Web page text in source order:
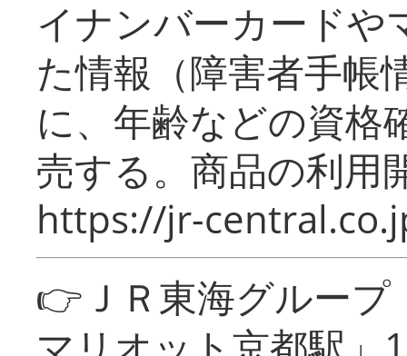
イナンバーカードや
た情報（障害者手帳
に、年齢などの資格
売する。商品の利用
https://jr-
👉ＪＲ東海グルー